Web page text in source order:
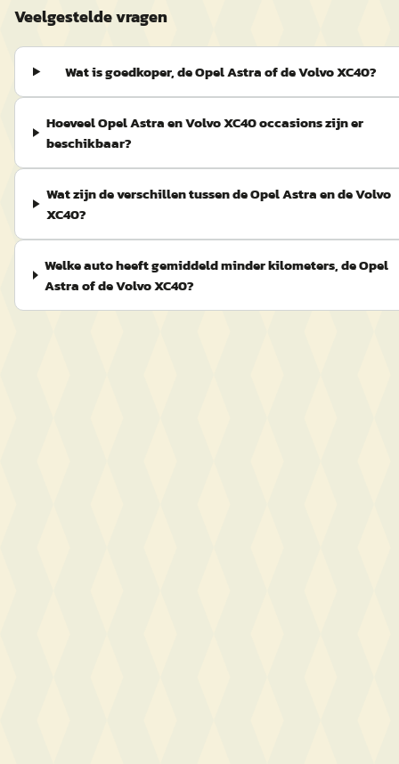
Veelgestelde vragen
Wat is goedkoper, de Opel Astra of de Volvo XC40?
Hoeveel Opel Astra en Volvo XC40 occasions zijn er
beschikbaar?
Wat zijn de verschillen tussen de Opel Astra en de Volvo
XC40?
Welke auto heeft gemiddeld minder kilometers, de Opel
Astra of de Volvo XC40?